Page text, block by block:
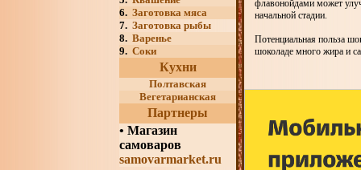
6. Заготовка мяса
7. Заготовка рыбы
8. Варенье
9. Соки
Кухни
Полтавская
Вегетарианская
Партнеры
• Магазин
самоваров
samovarmarket.ru
флавонойдами может
начальной стадии.
Потенциальная польза
шоколаде много жира и